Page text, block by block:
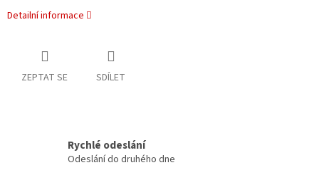
Detailní informace
ZEPTAT SE SDÍLET
Rychlé odeslání
Odeslání do druhého dne